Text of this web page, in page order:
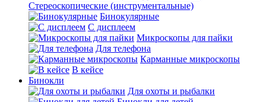
Стереоскопические (инструментальные)
Бинокулярные
С дисплеем
Микроскопы для пайки
Для телефона
Карманные микроскопы
В кейсе
Бинокли
Для охоты и рыбалки